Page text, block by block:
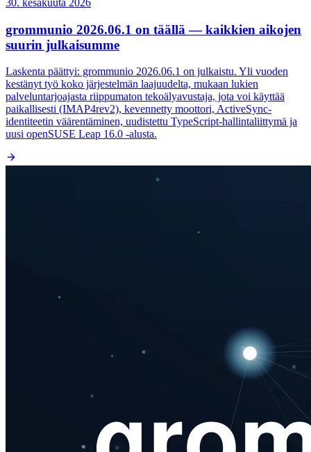
30. kesäkuuta 2026
grommunio 2026.06.1 on täällä — kaikkien aikojen
suurin julkaisumme
Laskenta päättyi: grommunio 2026.06.1 on julkaistu. Yli vuoden
kestänyt työ koko järjestelmän laajuudelta, mukaan lukien
palveluntarjoajasta riippumaton tekoälyavustaja, jota voi käyttää
paikallisesti (IMAP4rev2), kevennetty moottori, ActiveSync-
identiteetin väärentäminen, uudistettu TypeScript-hallintaliittymä ja
uusi openSUSE Leap 16.0 -alusta.